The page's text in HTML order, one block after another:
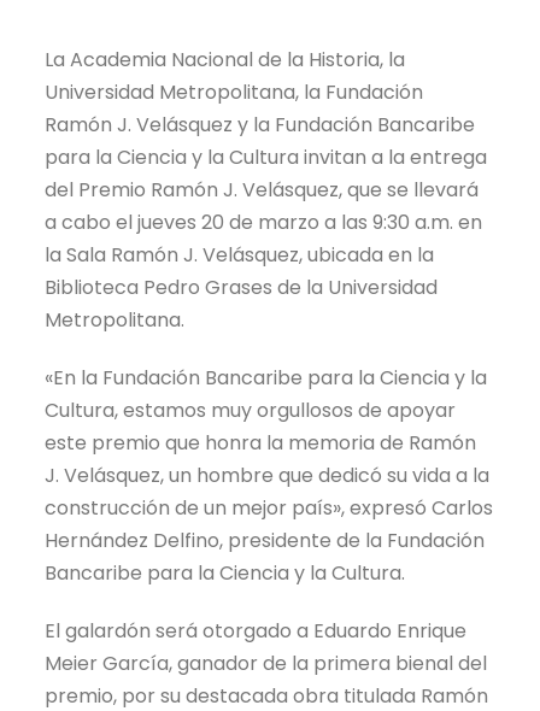
La Academia Nacional de la Historia, la
Universidad Metropolitana, la Fundación
Ramón J. Velásquez y la Fundación Bancaribe
para la Ciencia y la Cultura invitan a la entrega
del Premio Ramón J. Velásquez, que se llevará
a cabo el jueves 20 de marzo a las 9:30 a.m. en
la Sala Ramón J. Velásquez, ubicada en la
Biblioteca Pedro Grases de la Universidad
Metropolitana.
«En la Fundación Bancaribe para la Ciencia y la
Cultura, estamos muy orgullosos de apoyar
este premio que honra la memoria de Ramón
J. Velásquez, un hombre que dedicó su vida a la
construcción de un mejor país», expresó Carlos
Hernández Delfino, presidente de la Fundación
Bancaribe para la Ciencia y la Cultura.
El galardón será otorgado a Eduardo Enrique
Meier García, ganador de la primera bienal del
premio, por su destacada obra titulada Ramón